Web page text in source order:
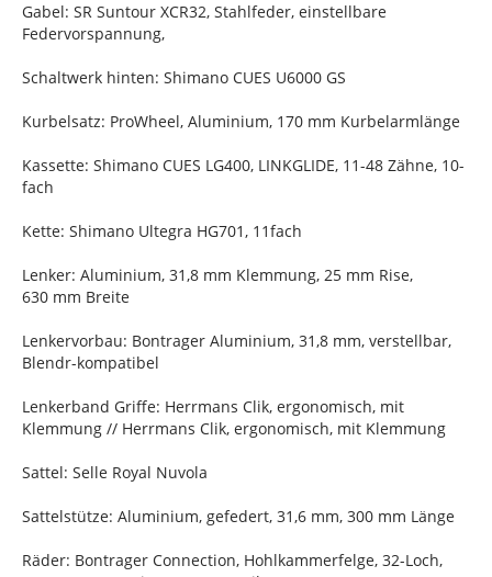
Gabel: SR Suntour XCR32, Stahlfeder, einstellbare
Federvorspannung,
Schaltwerk hinten: Shimano CUES U6000 GS
Kurbelsatz: ProWheel, Aluminium, 170 mm Kurbelarmlänge
Kassette: Shimano CUES LG400, LINKGLIDE, 11-48 Zähne, 10-
fach
Kette: Shimano Ultegra HG701, 11fach
Lenker: Aluminium, 31,8 mm Klemmung, 25 mm Rise,
630 mm Breite
Lenkervorbau: Bontrager Aluminium, 31,8 mm, verstellbar,
Blendr-kompatibel
Lenkerband Griffe: Herrmans Clik, ergonomisch, mit
Klemmung // Herrmans Clik, ergonomisch, mit Klemmung
Sattel: Selle Royal Nuvola
Sattelstütze: Aluminium, gefedert, 31,6 mm, 300 mm Länge
Räder: Bontrager Connection, Hohlkammerfelge, 32-Loch,